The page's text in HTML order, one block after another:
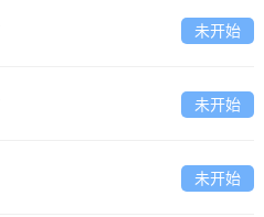
未开始
未开始
未开始